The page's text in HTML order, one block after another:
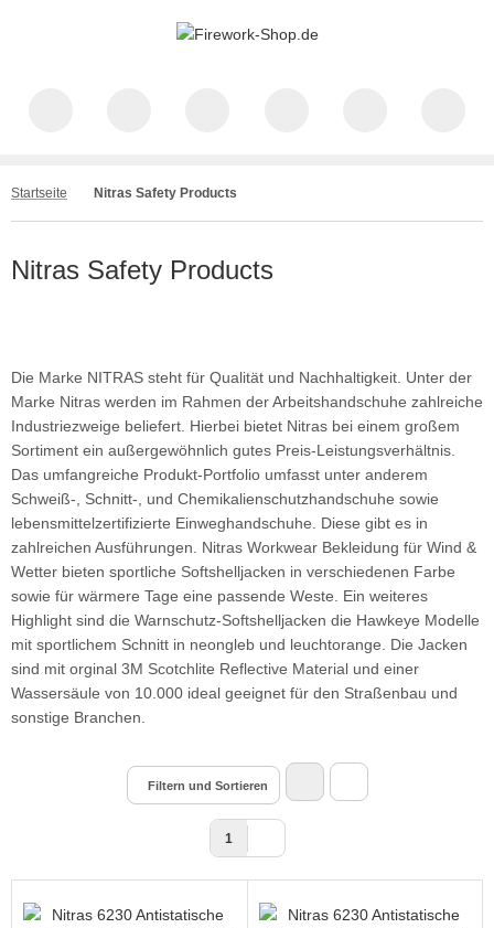
Startseite Nitras Safety Products
Nitras Safety Products
Die Marke NITRAS steht für Qualität und Nachhaltigkeit. Unter der
Marke Nitras werden im Rahmen der Arbeitshandschuhe zahlreiche
Industriezweige beliefert. Hierbei bietet Nitras bei einem großem
Sortiment ein außergewöhnlich gutes Preis-Leistungsverhältnis.
Das umfangreiche Produkt-Portfolio umfasst unter anderem
Schweiß-, Schnitt-, und Chemikalienschutzhandschuhe sowie
lebensmittelzertifizierte Einweghandschuhe. Diese gibt es in
zahlreichen Ausführungen. Nitras Workwear Bekleidung für Wind &
Wetter bieten sportliche Softshelljacken in verschiedenen Farbe
sowie für wärmere Tage eine passende Weste. Ein weiteres
Highlight sind die Warnschutz-Softshelljacken die Hawkeye Modelle
mit sportlichem Schnitt in neongleb und leuchtorange. Die Jacken
sind mit orginal 3M Scotchlite Reflective Material und einer
Wassersäule von 10.000 ideal geeignet für den Straßenbau und
sonstige Branchen.
Filtern und Sortieren
1